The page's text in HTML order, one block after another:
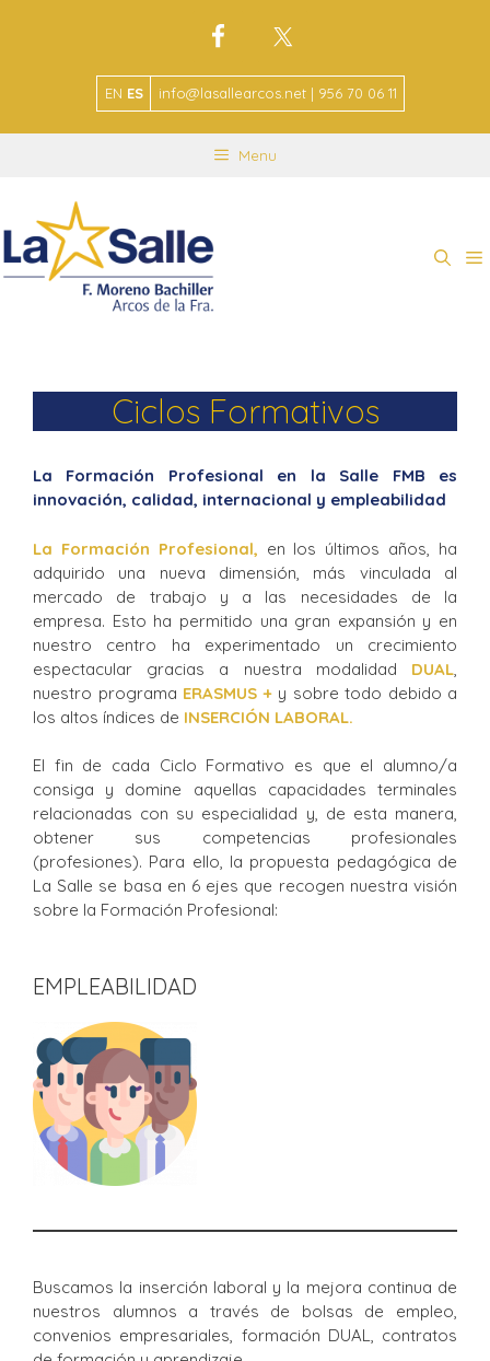
EN ES info@lasallearcos.net | 956 70 06 11
Menu
Ciclos Formativos
La Formación Profesional en la Salle FMB es
innovación, calidad, internacional y empleabilidad
La Formación Profesional, en los últimos años, ha
adquirido una nueva dimensión, más vinculada al
mercado de trabajo y a las necesidades de la
empresa. Esto ha permitido una gran expansión y en
nuestro centro ha experimentado un crecimiento
espectacular gracias a nuestra modalidad DUAL
nuestro programa ERASMUS +y sobre todo debido a
los altos índices de INSERCIÓN LABORAL.
El fin de cada Ciclo Formativo es que el alumno/a
consiga y domine aquellas capacidades terminales
relacionadas con su especialidad y, de esta manera,
obtener sus competencias profesionales
(profesiones). Para ello, la propuesta pedagógica de
La Salle se basa en 6 ejes que recogen nuestra visión
sobre la Formación Profesional:
EMPLEABILIDAD
Buscamos la inserción laboral y la mejora continua de
nuestros alumnos a través de bolsas de empleo,
convenios empresariales, formación DUAL, contratos